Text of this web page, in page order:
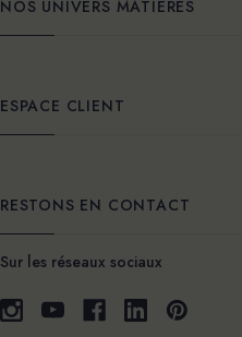
NOS UNIVERS MATIÈRES
ESPACE CLIENT
RESTONS EN CONTACT
Sur les réseaux sociaux